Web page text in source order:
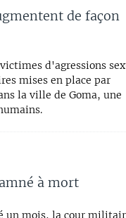
de façon
d'agressions
mises en place par
la ville de Goma, une
à mort
un mois, la cour